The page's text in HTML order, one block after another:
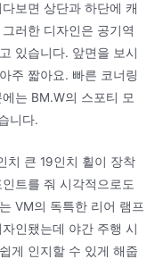
보면 상단과 하단에 캐
러한 디자인은 공기역
있습니다. 앞면을 보시
주 짧아요. 빠른 코너링
는 BM.W의 스포티 모
니다.
치 큰 19인치 휠이 장착
트를 줘 시각적으로도
VM의 독특한 리어 램프
인됐는데 야간 주행 시
게 인지할 수 있게 해줍